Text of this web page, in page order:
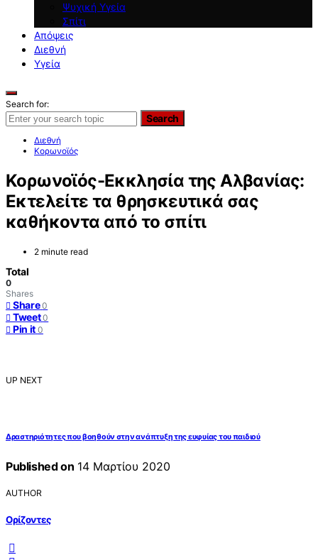
Ψυχική Υγεία
Σπίτι
Απόψεις
Διεθνή
Υγεία
Search for:
Search
Διεθνή
Κορωνοϊός
Κορωνοϊός-Εκκλησία της Αλβανίας:
Εκτελείτε τα θρησκευτικά σας
καθήκοντα από το σπίτι
2 minute read
Total
0
Shares
Share 0
Tweet 0
Pin it 0
UP NEXT
Δραστηριότητες που βοηθούν στην ανάπτυξη της ευφυίας του παιδιού
Published on 14 Μαρτίου 2020
AUTHOR
Ορίζοντες